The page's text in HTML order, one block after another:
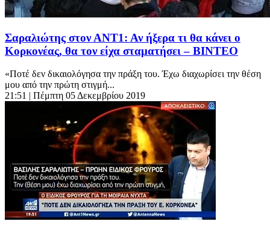
Σαραλιώτης στον ΑΝΤ1: Αν ήξερα τι θα κάνει ο
Κορκονέας, θα τον είχα σταματήσει – ΒΙΝΤΕΟ
«Ποτέ δεν δικαιολόγησα την πράξη του. Έχω διαχωρίσει την θέση
μου από την πρώτη στιγμή...
21:51 | Πέμπτη 05 Δεκεμβρίου 2019